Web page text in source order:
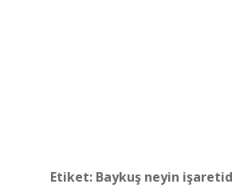
Etiket: Baykuş neyin